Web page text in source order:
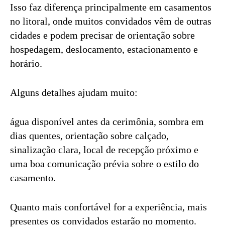
Isso faz diferença principalmente em casamentos
no litoral, onde muitos convidados vêm de outras
cidades e podem precisar de orientação sobre
hospedagem, deslocamento, estacionamento e
horário.
Alguns detalhes ajudam muito:
água disponível antes da cerimônia, sombra em
dias quentes, orientação sobre calçado,
sinalização clara, local de recepção próximo e
uma boa comunicação prévia sobre o estilo do
casamento.
Quanto mais confortável for a experiência, mais
presentes os convidados estarão no momento.